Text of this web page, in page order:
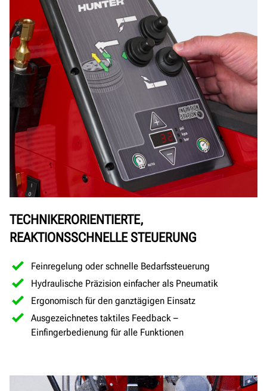
TECHNIKERORIENTIERTE,
REAKTIONSSCHNELLE STEUERUNG
Feinregelung oder schnelle Bedarfssteuerung
Hydraulische Präzision einfacher als Pneumatik
Ergonomisch für den ganztägigen Einsatz
Ausgezeichnetes taktiles Feedback –
Einfingerbedienung für alle Funktionen